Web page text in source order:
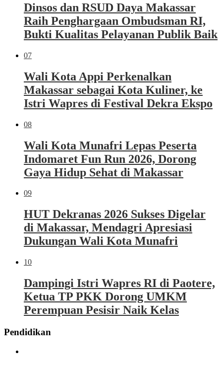
Dinsos dan RSUD Daya Makassar
Raih Penghargaan Ombudsman RI,
Bukti Kualitas Pelayanan Publik Baik
07
Wali Kota Appi Perkenalkan
Makassar sebagai Kota Kuliner, ke
Istri Wapres di Festival Dekra Ekspo
08
Wali Kota Munafri Lepas Peserta
Indomaret Fun Run 2026, Dorong
Gaya Hidup Sehat di Makassar
09
HUT Dekranas 2026 Sukses Digelar
di Makassar, Mendagri Apresiasi
Dukungan Wali Kota Munafri
10
Dampingi Istri Wapres RI di Paotere,
Ketua TP PKK Dorong UMKM
Perempuan Pesisir Naik Kelas
Pendidikan